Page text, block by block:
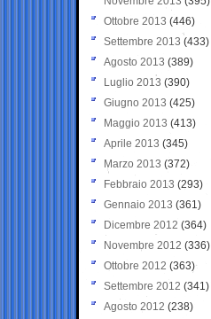
Ottobre 2013 (446)
Settembre 2013 (433)
Agosto 2013 (389)
Luglio 2013 (390)
Giugno 2013 (425)
Maggio 2013 (413)
Aprile 2013 (345)
Marzo 2013 (372)
Febbraio 2013 (293)
Gennaio 2013 (361)
Dicembre 2012 (364)
Novembre 2012 (336)
Ottobre 2012 (363)
Settembre 2012 (341)
Agosto 2012 (238)